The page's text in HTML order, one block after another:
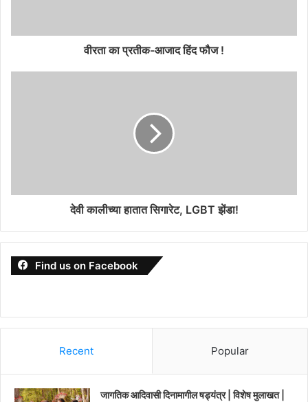
वीरता का प्रतीक-आजाद हिंद फौज !
देवी कालीच्या हातात सिगारेट, LGBT झेंडा!
Find us on Facebook
Recent Popular
जागतिक आदिवासी दिनामागील षड्यंत्र | विशेष मुलाखत |